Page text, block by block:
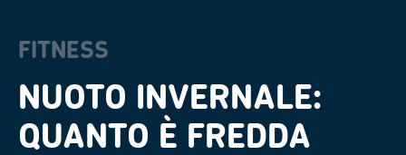
FITNESS
NUOTO INVERNALE:
QUANTO È FREDDA